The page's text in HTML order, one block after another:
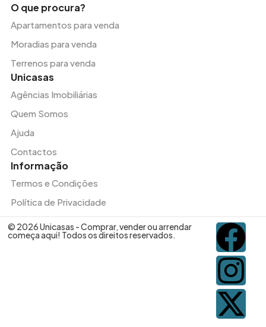
O que procura?
Apartamentos para venda
Moradias para venda
Terrenos para venda
Unicasas
Agências Imobiliárias
Quem Somos
Ajuda
Contactos
Informação
Termos e Condições
Política de Privacidade
© 2026 Unicasas - Comprar, vender ou arrendar
começa aqui! Todos os direitos reservados.